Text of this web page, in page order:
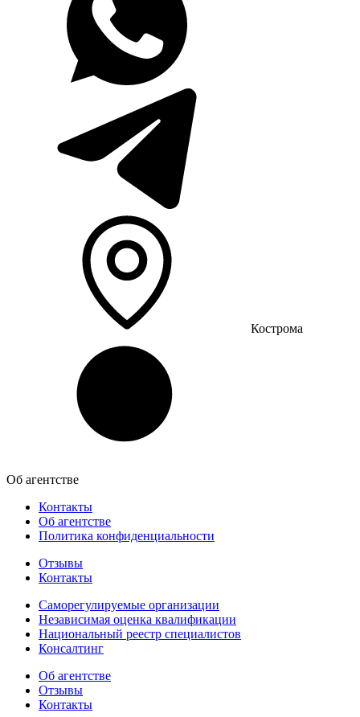
Кострома
Об агентстве
Контакты
Об агентстве
Политика конфиденциальности
Отзывы
Контакты
Саморегулируемые организации
Независимая оценка квалификации
Национальный реестр специалистов
Консалтинг
Об агентстве
Отзывы
Контакты